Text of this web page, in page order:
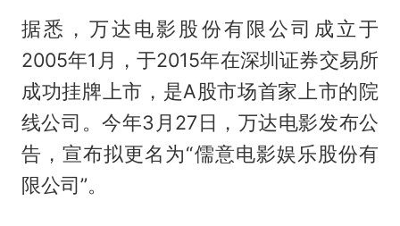
据悉，万达电影股份有限公司成立于
2005年1月，于2015年在深圳证券交易所
成功挂牌上市，是A股市场首家上市的院
线公司。今年3月27日，万达电影发布公
告，宣布拟更名为“儒意电影娱乐股份有
限公司”。